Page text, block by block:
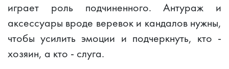
играет роль подчиненного. Антураж и
аксессуары вроде веревок и кандалов нужны,
чтобы усилить эмоции и подчеркнуть, кто -
хозяин, а кто - слуга.